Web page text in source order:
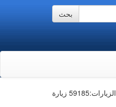
الزيارات:59185 زيارة